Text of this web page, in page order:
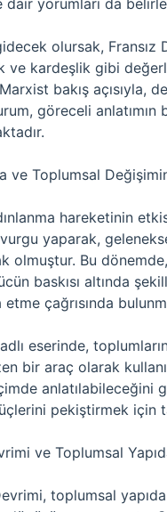
dair yorumları da
olursak, Fransız
ve kardeşlik gibi
bakış açısıyla,
göreceli
ve Toplumsal
hareketinin
yaparak,
olmuştur. Bu
baskısı altında
çağrısında
eserinde,
bir araç olarak
anlatılabileceğini
pekiştirmek için
ve Toplumsal
toplumsal